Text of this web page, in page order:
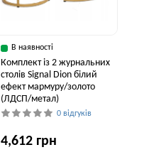
В наявності
Комплект із 2 журнальних
столів Signal Dion білий
ефект мармуру/золото
(ЛДСП/метал)
0 відгуків
4,612 грн